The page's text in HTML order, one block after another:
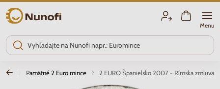
Nunofi.sk
Menu
Pamätné 2 Euro mince 2 EURO Španielsko 2007 - Rímska zmluva